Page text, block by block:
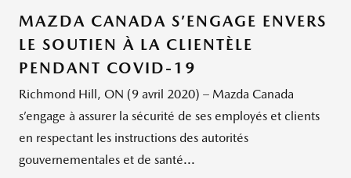
MAZDA CANADA S’ENGAGE ENVERS
LE SOUTIEN À LA CLIENTÈLE
PENDANT COVID-19
Richmond Hill, ON (9 avril 2020) – Mazda Canada
s’engage à assurer la sécurité de ses employés et clients
en respectant les instructions des autorités
gouvernementales et de santé...